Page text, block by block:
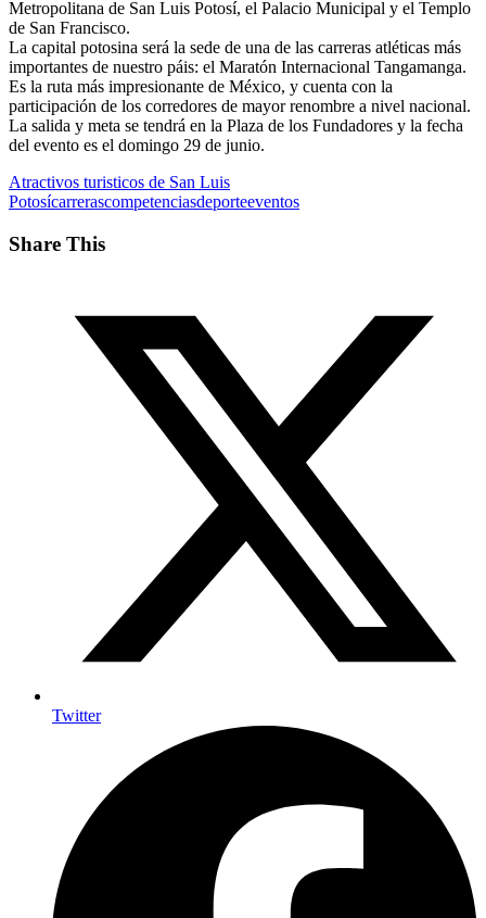
Metropolitana de San Luis Potosí, el Palacio Municipal y el Templo
de San Francisco.
La capital potosina será la sede de una de las carreras atléticas más
importantes de nuestro páis: el Maratón Internacional Tangamanga.
Es la ruta más impresionante de México, y cuenta con la
participación de los corredores de mayor renombre a nivel nacional.
La salida y meta se tendrá en la Plaza de los Fundadores y la fecha
del evento es el domingo 29 de junio.
Atractivos turisticos de San Luis
Potosícarrerascompetenciasdeporteeventos
Share This
Twitter